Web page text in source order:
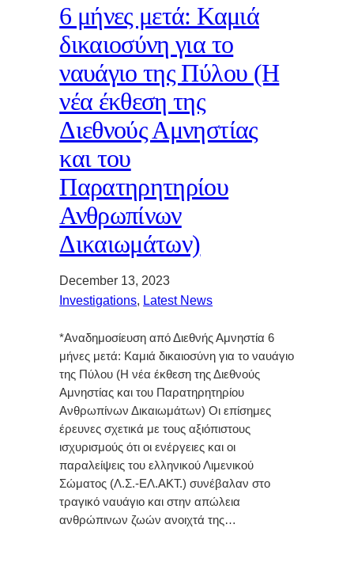
6 μήνες μετά: Καμιά
δικαιοσύνη για το
ναυάγιο της Πύλου (Η
νέα έκθεση της
Διεθνούς Αμνηστίας
και του
Παρατηρητηρίου
Ανθρωπίνων
Δικαιωμάτων)
December 13, 2023
Investigations, Latest News
*Αναδημοσίευση από Διεθνής Αμνηστία 6
μήνες μετά: Καμιά δικαιοσύνη για το ναυάγιο
της Πύλου (Η νέα έκθεση της Διεθνούς
Αμνηστίας και του Παρατηρητηρίου
Ανθρωπίνων Δικαιωμάτων) Οι επίσημες
έρευνες σχετικά με τους αξιόπιστους
ισχυρισμούς ότι οι ενέργειες και οι
παραλείψεις του ελληνικού Λιμενικού
Σώματος (Λ.Σ.-ΕΛ.ΑΚΤ.) συνέβαλαν στο
τραγικό ναυάγιο και στην απώλεια
ανθρώπινων ζωών ανοιχτά της…